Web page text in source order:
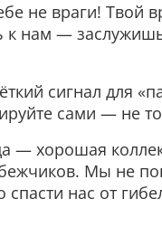
не враги! Твой
к нам —
сигнал для
сами — не
— хорошая
Мы не
спасти нас от